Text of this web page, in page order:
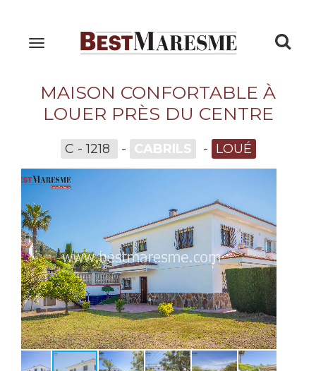
Toggle
navigation
MAISON CONFORTABLE À
LOUER PRÈS DU CENTRE
C - 1218 - CABRILS - LOUÉ